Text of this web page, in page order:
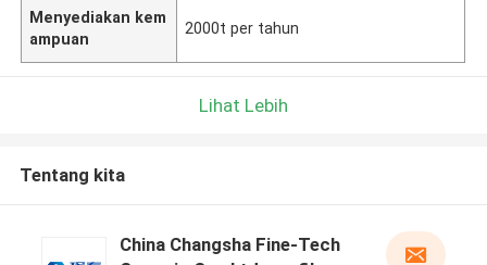
Menyediakan kem
ampuan
2000t per tahun
Lihat Lebih
Tentang kita
China Changsha Fine-Tech